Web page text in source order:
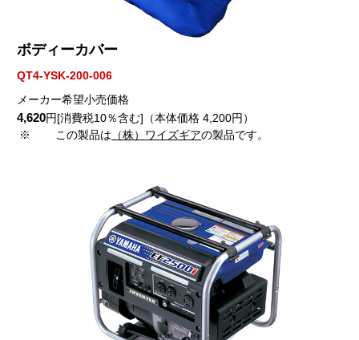
ボディーカバー
QT4-YSK-200-006
メーカー希望小売価格
4,620円[消費税10％含む]（本体価格 4,200円）
※
この製品は （株）ワイズギアの製品です。